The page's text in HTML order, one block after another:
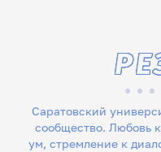
Саратовский
сообщество. Любовь
ум, стремление к диалогу, системность и трудолюбие